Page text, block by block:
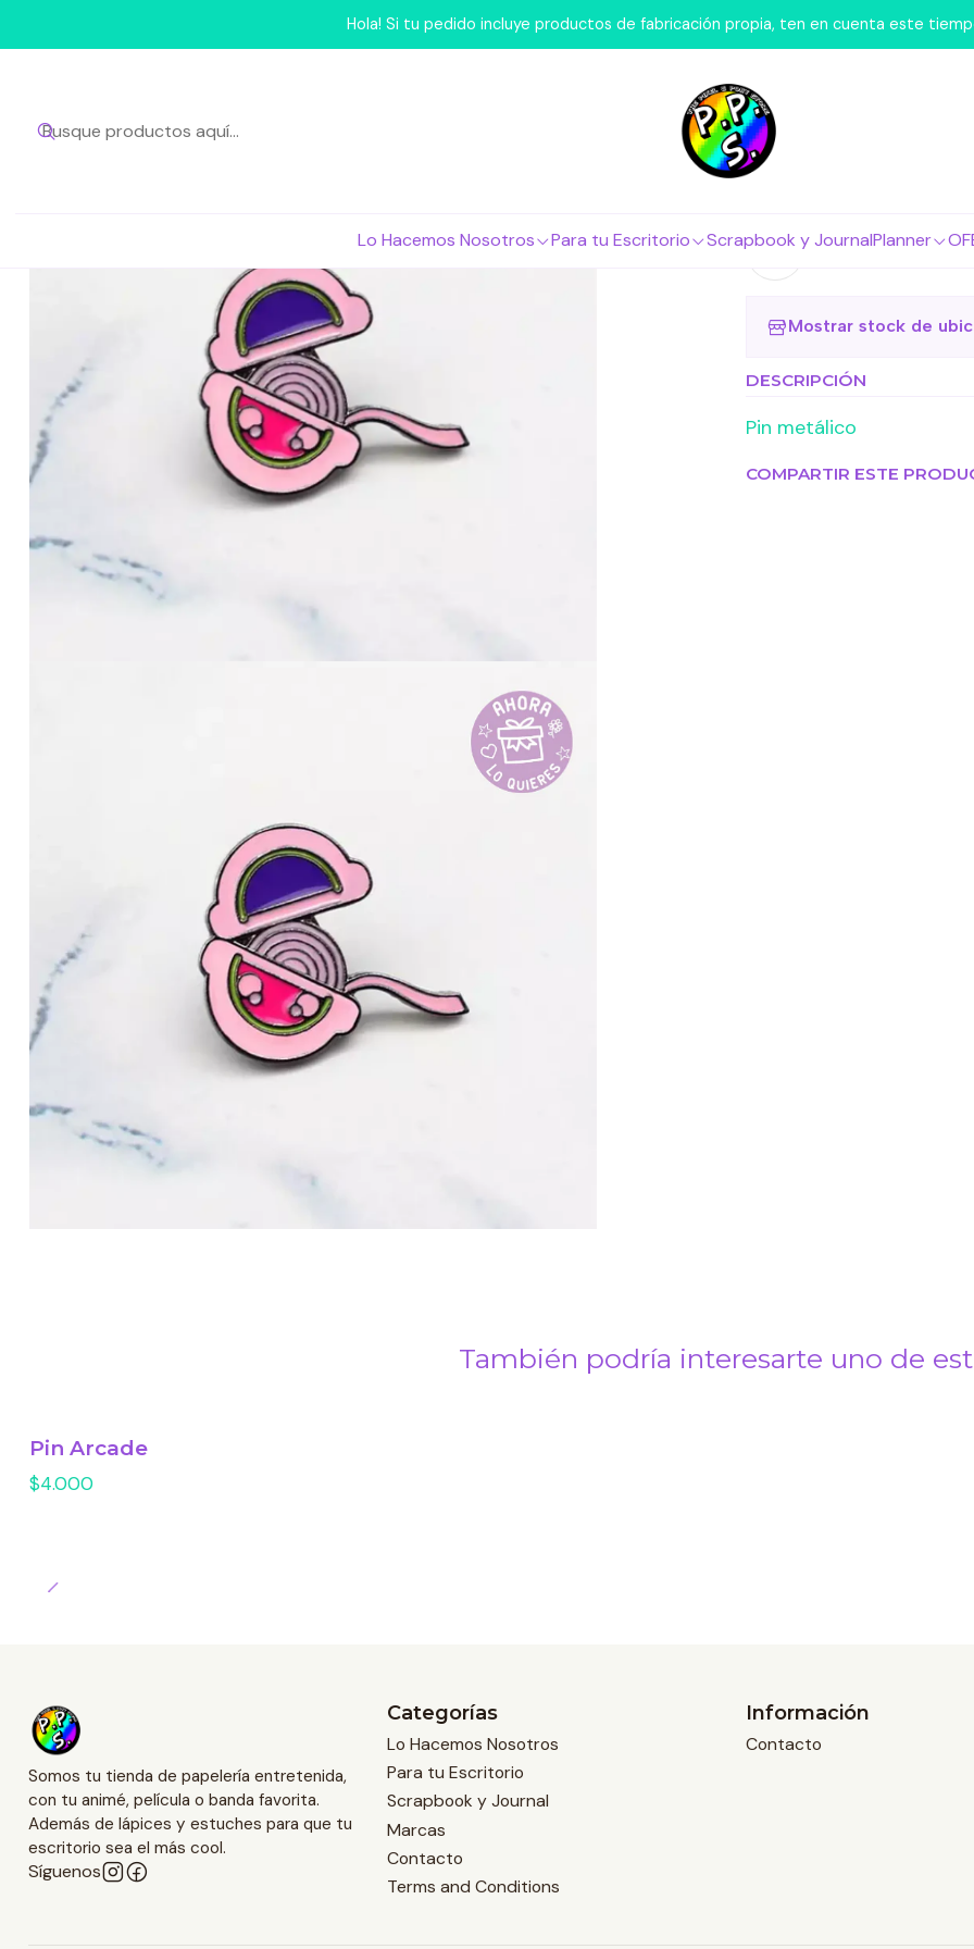
Lo Hacemos Nosotros Para tu Escritorio Scrapbook y JournalPlanner
Hola! Si tu pedido incluye productos de fabricación propia, ten en cuenta este
Inicio Marcas Otras Pin Chicle
|
Pin Chicle
Agregar a la lista
Mostrar stock de
DESCRIPCIÓN
Pin metálico
COMPARTIR ESTE
También podría interesarte uno de
Pin Arcade
$4.000
Somos tu tienda de papelería entretenida,
con tu animé, película o banda favorita.
Además de lápices y estuches para que tu
escritorio sea el más cool.
Síguenos
Categorías
Lo Hacemos Nosotros
Para tu Escritorio
Scrapbook y Journal
Marcas
Contacto
Terms and Conditions
Información
Contacto